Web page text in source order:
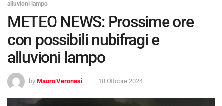
alluvioni lampo
METEO NEWS: Prossime ore
con possibili nubifragi e
alluvioni lampo
by Mauro Veronesi 18 Ottobre 2024